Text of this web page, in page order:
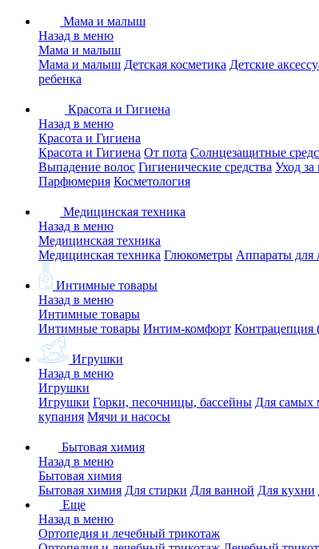
Мама и малыш
Назад в меню
Мама и малыш
Мама и малыш Детская косметика Детские
ребенка
Красота и Гигиена
Назад в меню
Красота и Гигиена
Красота и Гигиена От пота Солнцезащитные
Выпадение волос Гигиенические средства Уход за
Парфюмерия Косметология
Медицинская техника
Назад в меню
Медицинская техника
Медицинская техника Глюкометры Аппараты для
Интимные товары
Назад в меню
Интимные товары
Интимные товары Интим-комфорт Контрацепция
Игрушки
Назад в меню
Игрушки
Игрушки Горки, песочницы, бассейны Для самых
купания Мячи и насосы
Бытовая химия
Назад в меню
Бытовая химия
Бытовая химия Для стирки Для ванной Для кухни
Еще
Назад в меню
Ортопедия и лечебный трикотаж